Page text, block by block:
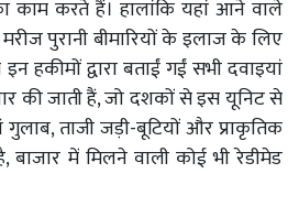
काम करते हैं। हालांकि यहां आने वाले
पुरानी बीमारियों के इलाज के लिए
हकीमों द्वारा बताईं गईं सभी दवाइयां
की जाती हैं, जो दशकों से इस यूनिट से
ताजी जड़ी-बूटियों और प्राकृतिक
बाजार में मिलने वाली कोई भी रेडीमेड